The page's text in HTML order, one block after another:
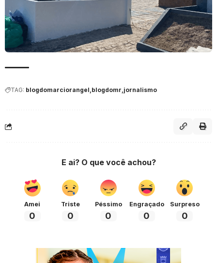
TAG: blogdomarciorangel blogdomr jornalismo
E ai? O que você achou?
Amei
0
Triste
0
Péssimo
0
Engraçado
0
Surpreso
0